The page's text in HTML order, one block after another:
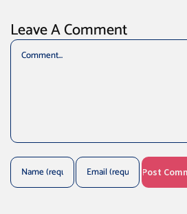
Leave A Comment
Comment